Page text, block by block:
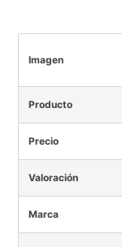
Imagen
Producto
Precio
Valoración
Marca